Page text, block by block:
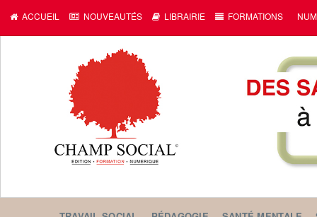
ACCUEIL NOUVEAUTÉS LIBRAIRIE FORMATIONS